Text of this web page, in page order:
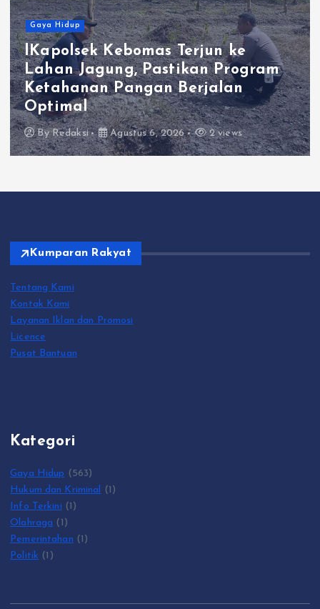
Gaya Hidup
lKapolsek Kebomas Terjun ke
Lahan Jagung, Pastikan Program
Ketahanan Pangan Berjalan
Optimal
ByRedaksi Agustus 6, 2026 2 views
Kumparan Rakyat
Tentang Kami
Kontak Kami
Layanan Iklan dan Promosi
Licence
Pusat Bantuan
Kategori
Gaya Hidup (563)
Hukum dan Kriminal
(1)
Info Terkini (1)
Olahraga (1)
Pemerintahan (1)
Politik (1)